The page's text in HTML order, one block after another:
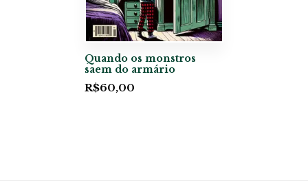
Quando os monstros
saem do armário
R$60,00